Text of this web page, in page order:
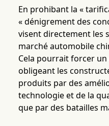
En prohibant la «
« dénigrement des
visent directement les
marché automobile
Cela pourrait forcer
obligeant les
produits par des
technologie et de la
que par des batailles